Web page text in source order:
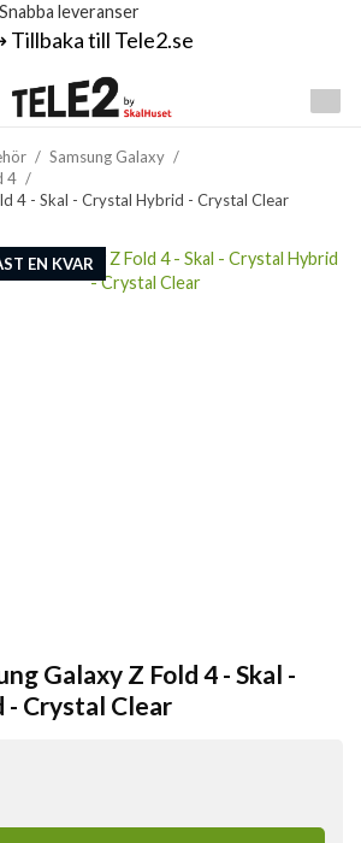
Snabba leveranser
Tillbaka till Tele2.se
/ Samsung Galaxy /
4 /
4 - Skal - Crystal Hybrid - Crystal Clear
EN KVAR
Galaxy Z Fold 4 - Skal -
Crystal Clear